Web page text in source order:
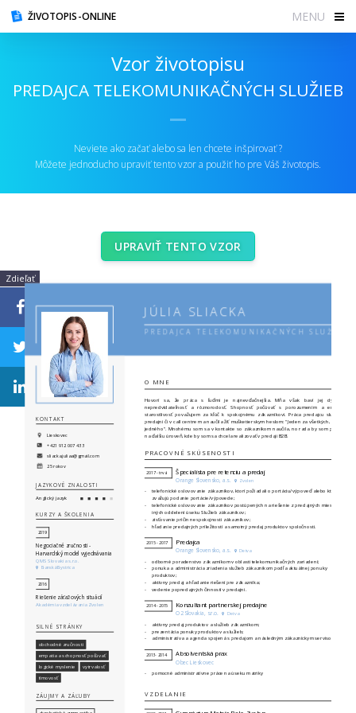
ŽIVOTOPIS-ONLINE MENU
Vzor životopisu
PREDAJCA TELEKOMUNIKAČNÝCH SLUŽIEB
Neviete ako začať alebo sa len chcete inšpirovať ?
Môžete jednoducho upraviť tento vzor a použiť ho pre Váš životopis.
UPRAVIŤ TENTO VZOR
JÚLIA SLIACKA
PREDAJCA TELEKOMUNIKAČNÝCH SLUŽIEB
KONTAKT
Lieskovec
+421 912 007 433
sliacka.juliaa@gmail.com
25 rokov
JAZYKOVÉ ZNALOSTI
Anglický jazyk
KURZY A ŠKOLENIA
2019
Negociačné zručnosti -
Harvardský model vyjednávania
QMS Slovakia s.r.o.
Banská Bystrica
2016
Riešenie záťažových situácií
Akadémia vzdelávania Zvolen
SILNÉ STRÁNKY
obchodné zručnosti
empatia a schopnosť počúvať
logické myslenie vytrvalosť
tímovosť
ZÁUJMY A ZÁĽUBY
O MNE
Hovorí sa, že práca s ľuďmi je najnevďačnejšia. Mňa však baví jej dynamika,
nepredvídateľnosť a rôznorodosť. Shopnosť počúvať s porozumením a empatickú
starostlivosť považujem za kľúč k spokojnému zákazníkovi. Práca predajcu služieb na
predajni či v call centre ma naučila žiť mušketierskym heslom: "Jeden za všetkých, všetci za
jedného". Mnohému som sa v kontakte so zákazníkom naučila, no rada by som postúpila
na ďalšiu úroveň, kde by som sa chcela realizovať v predaji B2B.
PRACOVNÉ SKÚSENOSTI
2017 - trvá Špecialista pre retenciu a predaj
Orange Slovensko, a.s. Zvolen
telefonické oslovovanie zákazníkov, ktorí požiadali o portáciu/výpoveď alebo ktorí
zvažujú podanie portácie/výpovede;
telefonické oslovovanie zákazníkov postúpených na riešenie z predajných miest alebo
iných oddelení úseku Služieb zákazníkov;
zisťovanie príčin nespokojnosti zákazníkov;
hľadanie predajných príležitostí a samotný predaj produktov spoločnosti.
2015 - 2017 Predajca
Orange Slovensko, a.s. Detva
odborné poradenstvo zákazníkom v oblasti telekomunikačných zariadení;
ponuka a administrácia zriadenia služieb zákazníkom podľa aktuálnej ponuky
produktov;
aktívny predaj a hľadanie riešení pre zákazníka;
vedenie popredajných činností v predajni.
2014 - 2015 Konzultant partnerskej predajne
O2 Slovakia, s.r.o. Detva
aktívny predaj produktov a služieb zákazníkom;
prezentácia ponuky produktov a služieb;
administratíva a agenda spojená s predajom a následným zákazníckym servisom.
2013- 2014 Absolventská prax
Obec Lieskovec
pomocné administratívne práce na úseku matriky
VZDELANIE
Zdieľať